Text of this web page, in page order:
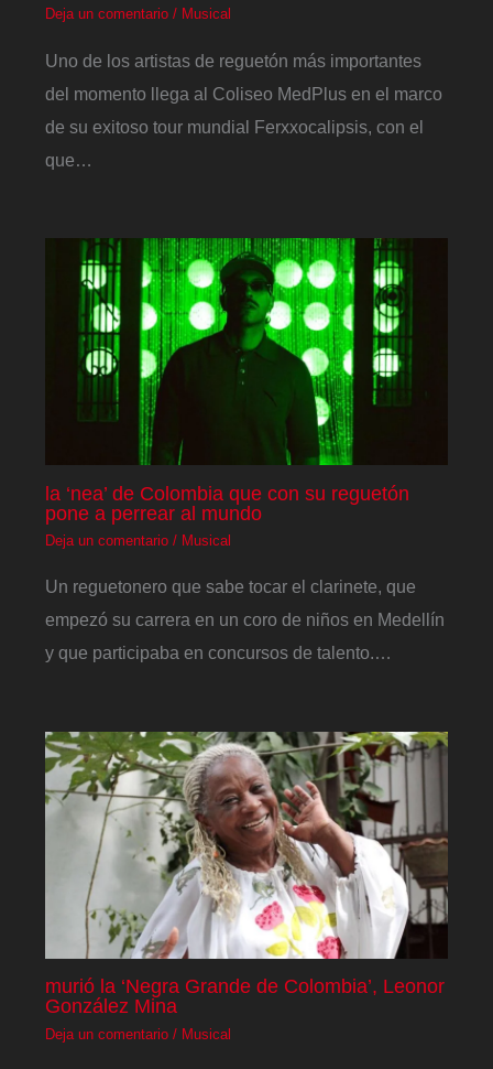
Deja un comentario / Musical
Uno de los artistas de reguetón más importantes
del momento llega al Coliseo MedPlus en el marco
de su exitoso tour mundial Ferxxocalipsis, con el
que…
la ‘nea’ de Colombia que con su reguetón
pone a perrear al mundo
Deja un comentario / Musical
Un reguetonero que sabe tocar el clarinete, que
empezó su carrera en un coro de niños en Medellín
y que participaba en concursos de talento.…
murió la ‘Negra Grande de Colombia’, Leonor
González Mina
Deja un comentario / Musical